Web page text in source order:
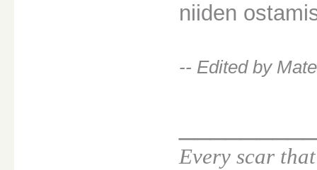
niiden
-- Edited by
Every scar